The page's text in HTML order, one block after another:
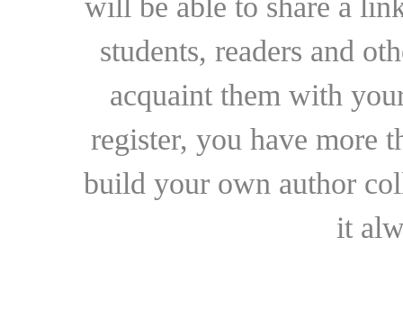
will be able to share a
students, readers and
acquaint them with
register, you have more
build your own author
it